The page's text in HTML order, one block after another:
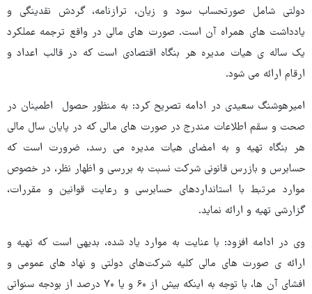
دولتی شامل صورتحساب سود و زیان، ترازنامه، گردش نقدینگی و
یادداشت های همراه آن است. صورت های مالی در واقع ترجمه عملکرد
یک ساله ی هیات مدیره هر بنگاه اقتصادی است که در قالب اعداد و
ارقام ارائه می شود.
امیرهوشنگ سعیدی در ادامه تصریح کرد: به منظور حصول اطمینان در
صحت و سقم اطلاعات مندرج در صورت های مالی که در پایان سال مالی
هر بنگاه تهیه و به امضای هیات مدیره می رسد، ضرورت است که
حسابرس و بازرس قانونی شرکت نسبت به بررسی و اظهار نظر، در خصوص
موارد مرتبط با استانداردهای حسابرسی و رعایت قوانین و مقررات،
گزارشی تهیه و ارائه نماید.
وی در ادامه افزود: با عنایت به موارد یاد شده، بدیهی است که تهیه و
ارائه ی صورت های مالی کلیه شرکت‌های دولتی و نهاد های عمومی و
افشای آن ها، با توجه به اینکه بیش از ۶۰ و یا ۷۰ درصد از بودجه سنواتی